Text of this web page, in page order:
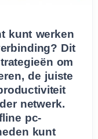
kunt werken
Dit
om
de juiste
netwerk.
pc-
kunt